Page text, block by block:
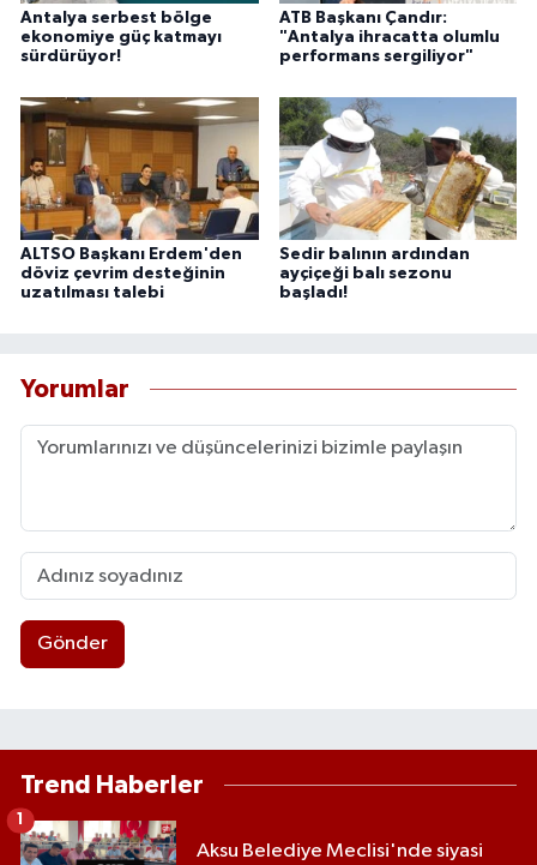
Antalya serbest bölge
ekonomiye güç katmayı
sürdürüyor!
ATB Başkanı Çandır:
"Antalya ihracatta olumlu
performans sergiliyor"
ALTSO Başkanı Erdem'den
döviz çevrim desteğinin
uzatılması talebi
Sedir balının ardından
ayçiçeği balı sezonu
başladı!
Yorumlar
Gönder
Trend Haberler
Aksu Belediye Meclisi'nde siyasi
1